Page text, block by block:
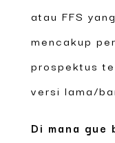
atau FFS
mencakup
prospektus
versi lama/
Di mana gue